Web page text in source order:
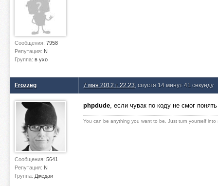
Сообщения: 7958
Репутация: N
Группа: в ухо
Frozzeg
Сообщения: 5641
Репутация: N
Группа: Джедаи
7 мая 2012 г. 22:23 , спустя 14 минут 41 секунду
phpdude, если чувак по коду не смог
You can be anything you want to be. Just turn yourself